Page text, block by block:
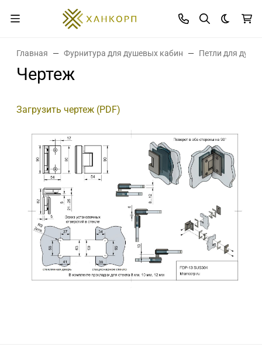
Темная
Главная Фурнитура для душевых кабин Петли для
Чертеж
Загрузить чертеж (PDF)